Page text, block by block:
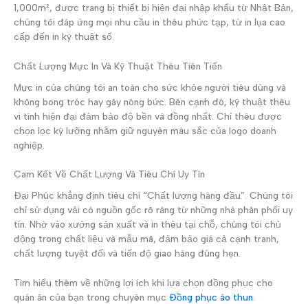
1,000m², được trang bị thiết bị hiện đại nhập khẩu từ Nhật Bản,
chúng tôi đáp ứng mọi nhu cầu in thêu phức tạp, từ in lụa cao
cấp đến in kỹ thuật số.
Chất Lượng Mực In Và Kỹ Thuật Thêu Tiên Tiến
Mực in của chúng tôi an toàn cho sức khỏe người tiêu dùng và
không bong tróc hay gây nóng bức. Bên cạnh đó, kỹ thuật thêu
vi tính hiện đại đảm bảo độ bền và đồng nhất. Chỉ thêu được
chọn lọc kỹ lưỡng nhằm giữ nguyên màu sắc của logo doanh
nghiệp.
Cam Kết Về Chất Lượng Và Tiêu Chí Uy Tín
Đại Phúc khẳng định tiêu chí “Chất lượng hàng đầu”. Chúng tôi
chỉ sử dụng vải có nguồn gốc rõ ràng từ những nhà phân phối uy
tín. Nhờ vào xưởng sản xuất và in thêu tại chỗ, chúng tôi chủ
động trong chất liệu và mẫu mã, đảm bảo giá cả cạnh tranh,
chất lượng tuyệt đối và tiến độ giao hàng đúng hẹn.
Tìm hiểu thêm về những lợi ích khi lựa chọn đồng phục cho
quán ăn của bạn trong chuyên mục Đồng phục áo thun